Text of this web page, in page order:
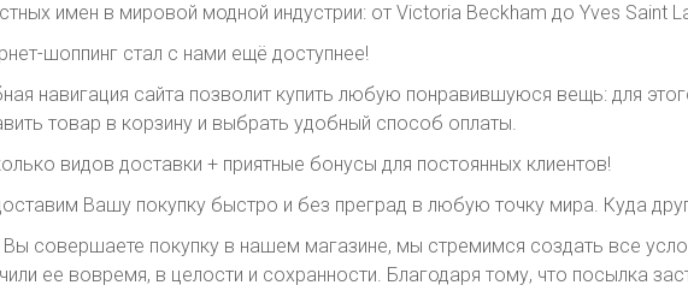
имен в мировой модной индустрии: от Victoria Beckham до Yves Saint
шоппинг стал с нами ещё доступнее!
навигация сайта позволит купить любую понравившуюся вещь: для
товар в корзину и выбрать удобный способ оплаты.
видов доставки + приятные бонусы для постоянных клиентов!
Вашу покупку быстро и без преград в любую точку мира. Куда
Вы совершаете покупку в нашем магазине, мы стремимся создать все
ее вовремя, в целости и сохранности. Благодаря тому, что посылка